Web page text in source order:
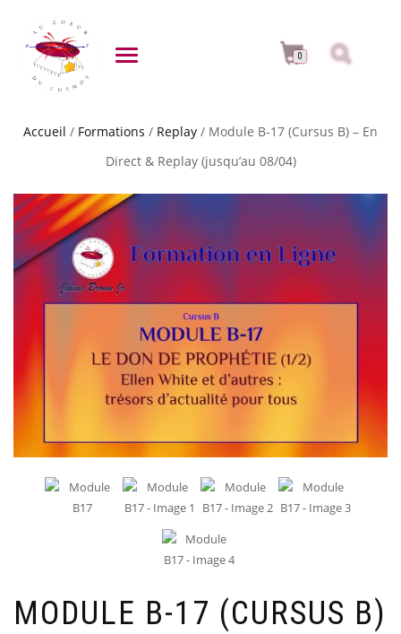
DÉPLIER LA NAVIGATION 0
Accueil / Formations / Replay / Module B-17 (Cursus B) – En
Direct & Replay (jusqu’au 08/04)
MODULE B-17 (CURSUS B)